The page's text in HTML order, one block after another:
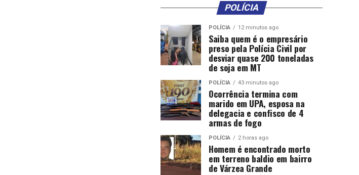
POLÍCIA
POLÍCIA 12 minutos ago
Saiba quem é o empresário
preso pela Polícia Civil por
desviar quase 200 toneladas
de soja em MT
POLÍCIA 43 minutos ago
Ocorrência termina com
marido em UPA, esposa na
delegacia e confisco de 4
armas de fogo
POLÍCIA 2 horas ago
Homem é encontrado morto
em terreno baldio em bairro
de Várzea Grande